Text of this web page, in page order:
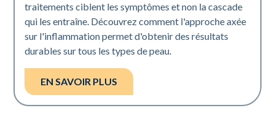
traitements ciblent les symptômes et non la cascade
qui les entraîne. Découvrez comment l'approche axée
sur l'inflammation permet d'obtenir des résultats
durables sur tous les types de peau.
EN SAVOIR PLUS